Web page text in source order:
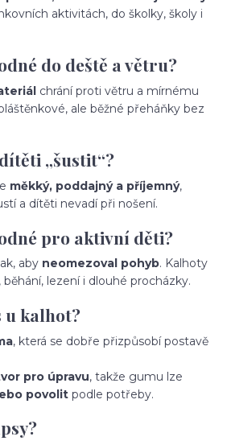
aktivitách, do školky, školy i
do deště a větru?
chrání proti větru a mírnému
ale běžné přeháňky bez
„šustit“?
měkký, poddajný a příjemný,
a dítěti nevadí při nošení.
pro aktivní děti?
aby neomezoval pohyb. Kalhoty
lezení i dlouhé procházky.
u kalhot?
, která se dobře přizpůsobí postavě
pro úpravu, takže gumu lze
povolit podle potřeby.